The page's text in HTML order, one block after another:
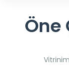
Öne